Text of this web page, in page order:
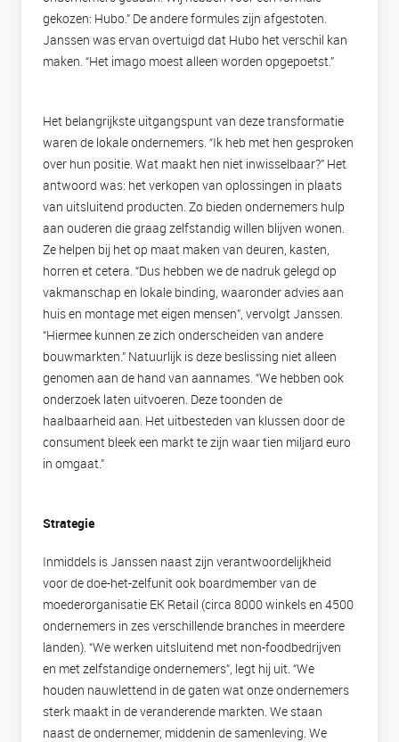
gekozen: Hubo.” De andere formules zijn afgestoten.
Janssen was ervan overtuigd dat Hubo het verschil kan
maken. “Het imago moest alleen worden opgepoetst.”
Het belangrijkste uitgangspunt van deze transformatie
waren de lokale ondernemers. “Ik heb met hen gesproken
over hun positie. Wat maakt hen niet inwisselbaar?” Het
antwoord was: het verkopen van oplossingen in plaats
van uitsluitend producten. Zo bieden ondernemers hulp
aan ouderen die graag zelfstandig willen blijven wonen.
Ze helpen bij het op maat maken van deuren, kasten,
horren et cetera. “Dus hebben we de nadruk gelegd op
vakmanschap en lokale binding, waaronder advies aan
huis en montage met eigen mensen”, vervolgt Janssen.
“Hiermee kunnen ze zich onderscheiden van andere
bouwmarkten.” Natuurlijk is deze beslissing niet alleen
genomen aan de hand van aannames. “We hebben ook
onderzoek laten uitvoeren. Deze toonden de
haalbaarheid aan. Het uitbesteden van klussen door de
consument bleek een markt te zijn waar tien miljard euro
in omgaat.”
Strategie
Inmiddels is Janssen naast zijn verantwoordelijkheid
voor de doe-het-zelfunit ook boardmember van de
moederorganisatie EK Retail (circa 8000 winkels en 4500
ondernemers in zes verschillende branches in meerdere
landen). “We werken uitsluitend met non-foodbedrijven
en met zelfstandige ondernemers”, legt hij uit. “We
houden nauwlettend in de gaten wat onze ondernemers
sterk maakt in de veranderende markten. We staan
naast de ondernemer, middenin de samenleving. We